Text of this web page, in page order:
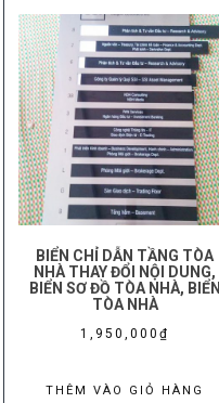
BIỂN CHỈ DẪN TẦNG TÒA
NHÀ THAY ĐỔI NỘI DUNG,
BIỂN SƠ ĐỒ TÒA NHÀ, BIỂN
TÒA NHÀ
1,950,000 ₫
THÊM VÀO GIỎ HÀNG